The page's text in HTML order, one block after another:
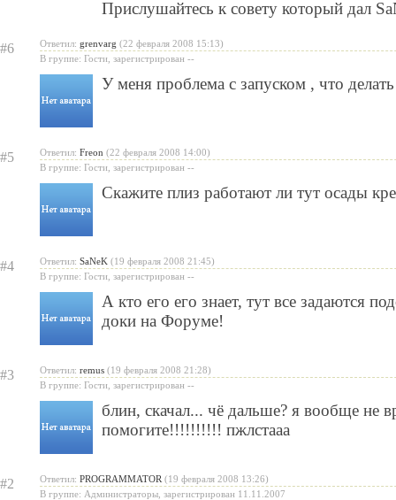
Прислушайтесь к совету который дал
#6 Ответил: grenvarg (22 февраля 2008 15:13)
В группе: Гости, зарегистрирован --
У меня проблема с запуском , что
#5 Ответил: Freon (22 февраля 2008 14:00)
В группе: Гости, зарегистрирован --
Скажите плиз работают ли тут осады
#4 Ответил: SaNeK (19 февраля 2008 21:45)
В группе: Гости, зарегистрирован --
А кто его его знает, тут все задаются
доки на Форуме!
#3 Ответил: remus (19 февраля 2008 21:28)
В группе: Гости, зарегистрирован --
блин, скачал... чё дальше? я вообще не
помогите!!!!!!!!!! пжлстааа
#2 Ответил: PROGRAMMATOR (19 февраля 2008 13:26)
В группе: Администраторы, зарегистрирован 11.11.2007